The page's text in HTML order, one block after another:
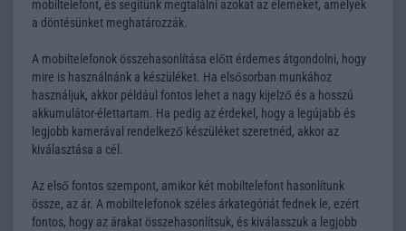
mobiltelefont, és segítünk megtalálni azokat az elemeket, amelyek
a döntésünket meghatározzák.
A mobiltelefonok összehasonlítása előtt érdemes átgondolni, hogy
mire is használnánk a készüléket. Ha elsősorban munkához
használjuk, akkor például fontos lehet a nagy kijelző és a hosszú
akkumulátor-élettartam. Ha pedig az érdekel, hogy a legújabb és
legjobb kamerával rendelkező készüléket szeretnéd, akkor az
kiválasztása a cél.
Az első fontos szempont, amikor két mobiltelefont hasonlítunk
össze, az ár. A mobiltelefonok széles árkategóriát fednek le, ezért
fontos, hogy az árakat összehasonlítsuk, és kiválasszuk a legjobb